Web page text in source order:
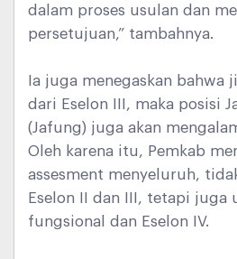
dalam proses usulan dan
persetujuan,” tambahnya.
Ia juga menegaskan bahwa
dari Eselon III, maka posisi
(Jafung) juga akan
Oleh karena itu, Pemkab
assesment menyeluruh,
Eselon II dan III, tetapi juga
fungsional dan Eselon IV.